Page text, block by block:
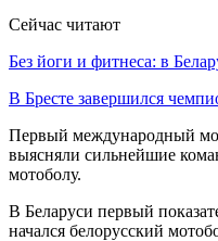
Сейчас читают
Без йоги и фитнеса: в
В Бресте завершился
Первый международный
выясняли сильнейшие
мотоболу.
В Беларуси первый
начался белорусский